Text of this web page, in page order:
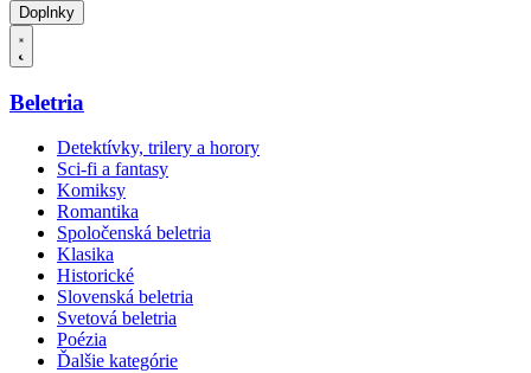
Doplnky
Beletria
Detektívky, trilery a horory
Sci-fi a fantasy
Komiksy
Romantika
Spoločenská beletria
Klasika
Historické
Slovenská beletria
Svetová beletria
Poézia
Ďalšie kategórie